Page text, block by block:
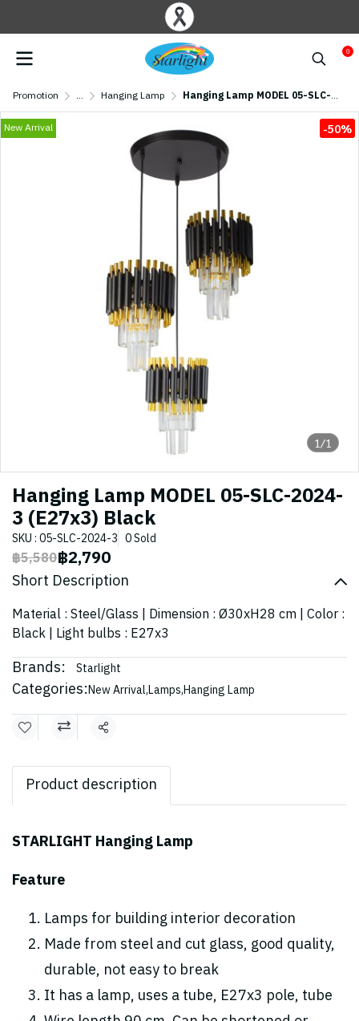
0
Promotion ... Hanging Lamp Hanging Lamp MODEL 05-SLC-2024-3 (E27x3) Black
1/1
New Arrival -50%
Hanging Lamp MODEL 05-SLC-2024-
3 (E27x3) Black
SKU : 05-SLC-2024-3 0 Sold
฿5,580฿2,790
Short Description
Material : Steel/Glass | Dimension : Ø30xH28 cm | Color :
Black | Light bulbs : E27x3
Brands: Starlight
Categories:New Arrival,Lamps,Hanging Lamp
Share
Product description
STARLIGHT Hanging Lamp
Feature
Lamps for building interior decoration
Made from steel and cut glass, good quality,
durable, not easy to break
It has a lamp, uses a tube, E27x3 pole, tube